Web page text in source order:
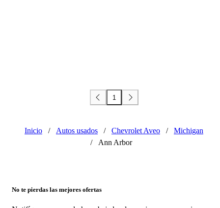
1
Inicio / Autos usados / Chevrolet Aveo /
Michigan
/
Ann Arbor
No te pierdas las mejores ofertas